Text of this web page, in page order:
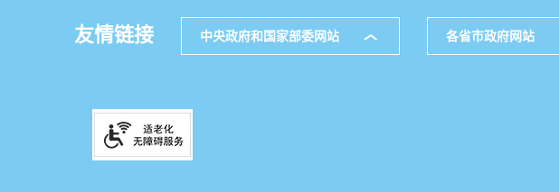
友情链接 中央政府和国家部委网站 各省市政府网站